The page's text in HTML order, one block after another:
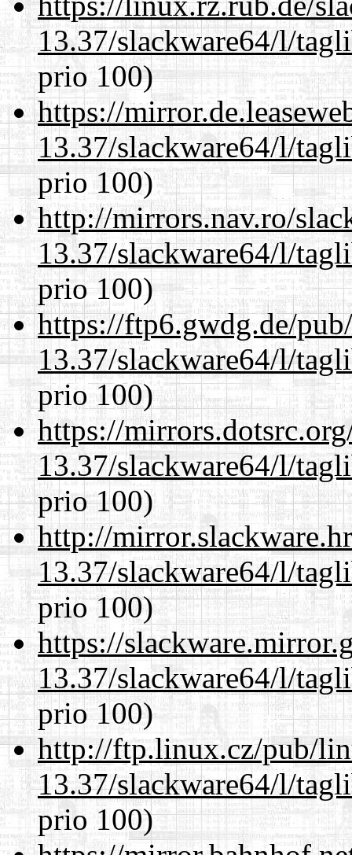
13.37/slackware64/l/
prio 100)
https://
13.37/slackware64/l/
prio 100)
http://mirrors.nav.ro/
13.37/slackware64/l/
prio 100)
https://ftp6.gwdg.de/
13.37/slackware64/l/
prio 100)
https://
13.37/slackware64/l/
prio 100)
http://
13.37/slackware64/l/
prio 100)
https://
13.37/slackware64/l/
prio 100)
http://ftp.linux.cz/pub/
13.37/slackware64/l/
prio 100)